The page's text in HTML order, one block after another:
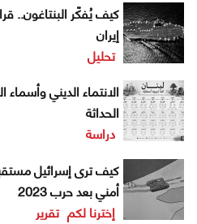
كيف يُفكّر البنتاغون..
إيران
تحليل
الانتماء الديني وأسماء
الحداثة
دراسة
كيف ترى إسرائيل
أمني بعد حرب 2023
إخترنا لكم تقرير